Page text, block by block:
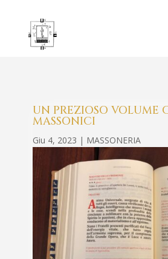
UN PREZIOSO VOLUME
MASSONICI
Giu 4, 2023 | MASSONERIA